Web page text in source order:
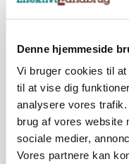
Denne hjemmeside
Vi bruger cookies til
til at vise dig
analysere vores
brug af vores website
sociale medier,
Vores partnere kan